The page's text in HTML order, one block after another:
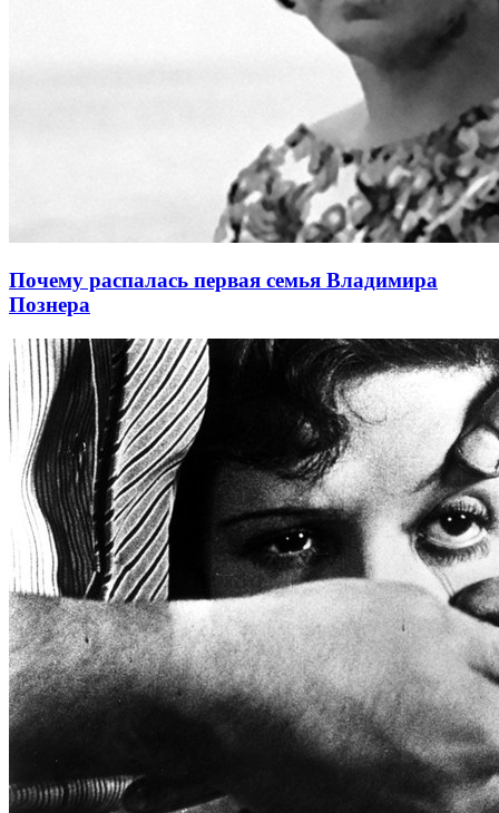
Почему распалась первая семья Владимира
Познера